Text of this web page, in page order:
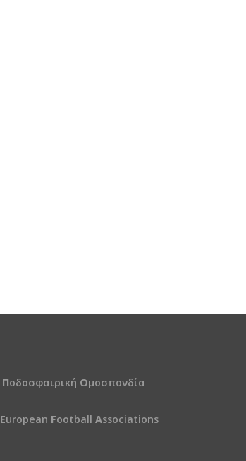
Ποδοσφαιρική Ομοσπονδία
European Football Associations